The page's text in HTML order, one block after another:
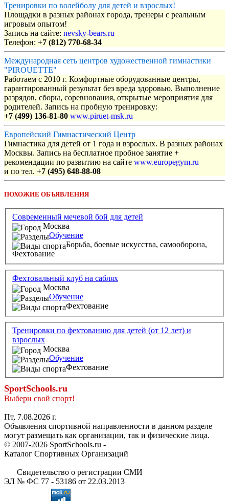
Тренировки по волейболу для детей и взрослых!
Площадки в разных районах города, тренеры с реальным
игровым опытом!
Запись на сайте: nevsky-bears.ru
Телефон: +7 (812) 770-68-34
Международная сеть центров художественной гимнастики
"PIROUETTE"
Работаем с 2010 г. Комфортные оборудованные центры,
гарантированный результат без вреда здоровью. Выполнение
разрядов, сборы, соревнования, открытые мероприятия для
родителей. Запись на пробную тренировку:
+7 (499) 136-81-80 www.piruet-msk.ru
Европейский Гимнастический Центр
Гимнастика для детей от 1 года и взрослых. В разных районах
Москвы. Запись на бесплатное пробное занятие +
рекомендации по развитию на сайте www.europegym.ru
и по тел. +7 (495) 648-88-08
ПОХОЖИЕ ОБЪЯВЛЕНИЯ
Современный мечевой бой для детей
Москва
Обучение
Борьба, боевые искусства, самооборона,
Фехтование
Фехтовальный клуб на саблях
Москва
Обучение
Фехтование
Тренировки по фехтованию для детей (от 12 лет) и
взрослых
Москва
Обучение
Фехтование
SportSchools.ru
Выбери свой спорт!
Пт, 7.08.2026 г.
Объявления спортивной направленности в данном разделе
могут размещать как организации, так и физические лица.
© 2007-2026 SportSchools.ru -
Каталог Спортивных Организаций
Свидетельство о регистрации СМИ
ЭЛ № ФС 77 - 53186 от 22.03.2013